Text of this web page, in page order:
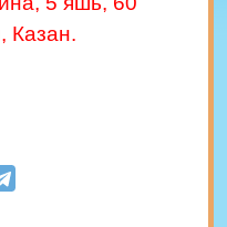
Казан.